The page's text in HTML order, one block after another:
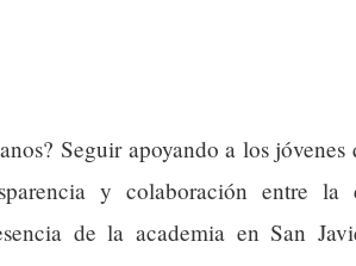
Seguir apoyando a los
y colaboración entre la
de la academia en San